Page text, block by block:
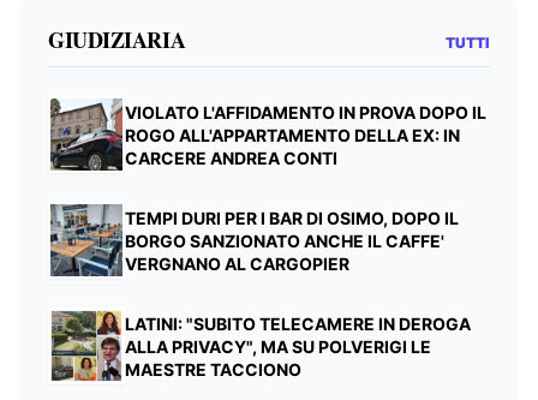
GIUDIZIARIA TUTTI
VIOLATO L'AFFIDAMENTO IN PROVA DOPO IL
ROGO ALL'APPARTAMENTO DELLA EX: IN
CARCERE ANDREA CONTI
TEMPI DURI PER I BAR DI OSIMO, DOPO IL
BORGO SANZIONATO ANCHE IL CAFFE'
VERGNANO AL CARGOPIER
LATINI: "SUBITO TELECAMERE IN DEROGA
ALLA PRIVACY", MA SU POLVERIGI LE
MAESTRE TACCIONO